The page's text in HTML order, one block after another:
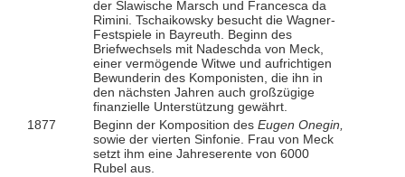
der Slawische Marsch und Francesca da
Rimini. Tschaikowsky besucht die Wagner-
Festspiele in Bayreuth. Beginn des
Briefwechsels mit Nadeschda von Meck,
einer vermögende Witwe und aufrichtigen
Bewunderin des Komponisten, die ihn in
den nächsten Jahren auch großzügige
finanzielle Unterstützung gewährt.
1877
Beginn der Komposition des Eugen Onegin,
sowie der vierten Sinfonie. Frau von Meck
setzt ihm eine Jahreserente von 6000
Rubel aus.